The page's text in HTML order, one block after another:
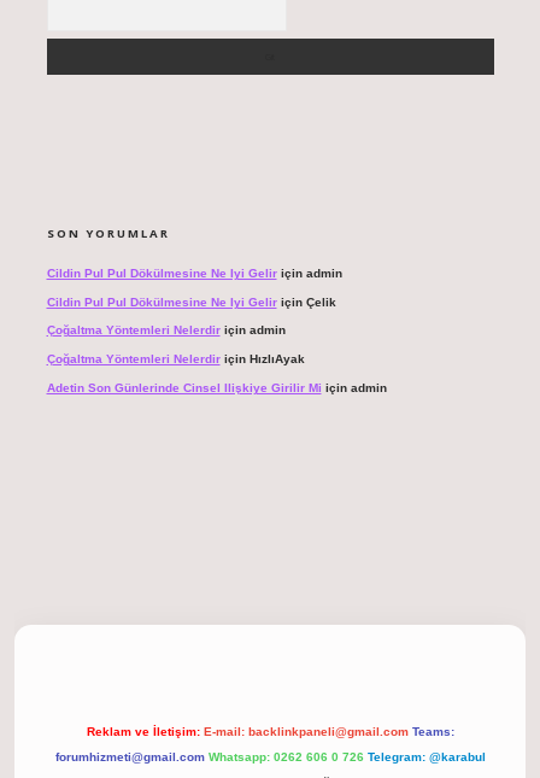
SON YORUMLAR
Cildin Pul Pul Dökülmesine Ne Iyi Geliriçin admin
Cildin Pul Pul Dökülmesine Ne Iyi Geliriçin Çelik
Çoğaltma Yöntemleri Nelerdiriçin admin
Çoğaltma Yöntemleri Nelerdiriçin HızlıAyak
Adetin Son Günlerinde Cinsel Ilişkiye Girilir Mi için admin
Reklam ve İletişim: E-mail: backlinkpaneli@gmail.com Teams:
forumhizmeti@gmail.com Whatsapp: 0262 606 0 726 Telegram: @karabul